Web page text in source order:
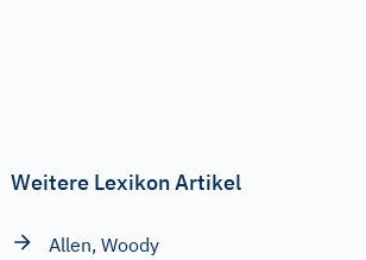
Weitere Lexikon Artikel
Allen, Woody